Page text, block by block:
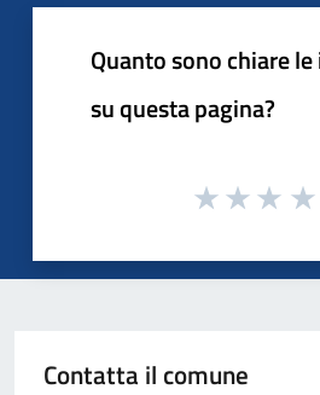
Quanto sono chiare
su questa pagina?
Contatta il comune